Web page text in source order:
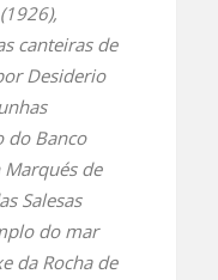
canteiras de
Desiderio
do Banco
Marqués de
Salesas
do mar
da Rocha de